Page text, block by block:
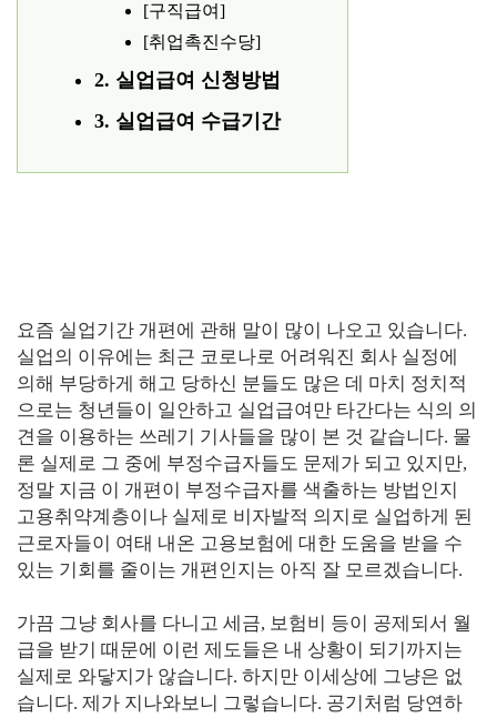
[구직급여]
[취업촉진수당]
2. 실업급여 신청방법
3. 실업급여 수급기간
요즘 실업기간 개편에 관해 말이 많이 나오고 있습니다.
실업의 이유에는 최근 코로나로 어려워진 회사 실정에
의해 부당하게 해고 당하신 분들도 많은 데 마치 정치적
으로는 청년들이 일안하고 실업급여만 타간다는 식의 의
견을 이용하는 쓰레기 기사들을 많이 본 것 같습니다. 물
론 실제로 그 중에 부정수급자들도 문제가 되고 있지만,
정말 지금 이 개편이 부정수급자를 색출하는 방법인지
고용취약계층이나 실제로 비자발적 의지로 실업하게 된
근로자들이 여태 내온 고용보험에 대한 도움을 받을 수
있는 기회를 줄이는 개편인지는 아직 잘 모르겠습니다.
가끔 그냥 회사를 다니고 세금, 보험비 등이 공제되서 월
급을 받기 때문에 이런 제도들은 내 상황이 되기까지는
실제로 와닿지가 않습니다. 하지만 이세상에 그냥은 없
습니다. 제가 지나와보니 그렇습니다. 공기처럼 당연하